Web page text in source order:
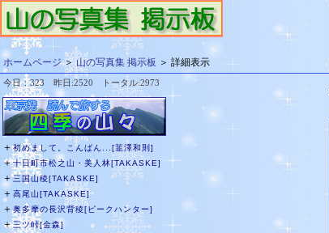
ホームページ＞山の写真集 掲示板 ＞ 詳細表示
今日：323 昨日:2520 トータル:2973
＋初めまして。こんばん...[韮澤和則]
＋十日町市松之山・美人林[TAKASKE]
＋三国山稜[TAKASKE]
＋ 高尾山[TAKASKE]
＋奥多摩の長沢背稜[ピークハンター]
＋三ツ峠[金森]